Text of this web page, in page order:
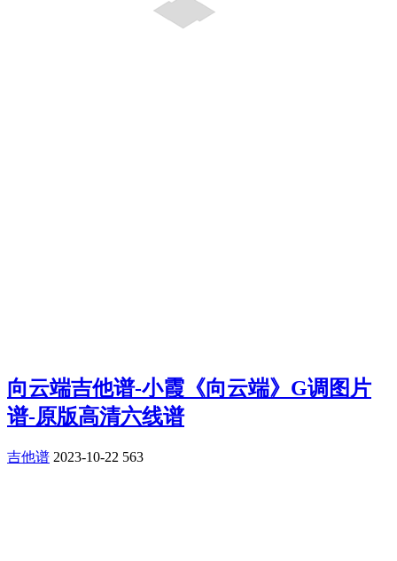
向云端吉他谱-小霞《向云端》G调图片
谱-原版高清六线谱
吉他谱 2023-10-22 563